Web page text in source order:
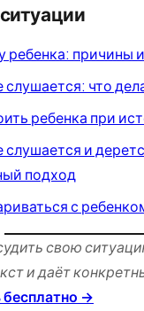
ребенка: причины
слушается: что
ребенка при
слушается и
подход
с
свою
и даёт
→